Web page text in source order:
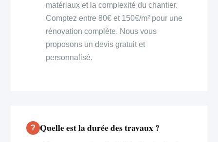
matériaux et la complexité du chantier.
Comptez entre 80€ et 150€/m² pour une
rénovation complète. Nous vous
proposons un devis gratuit et
personnalisé.
Quelle est la durée des travaux ?